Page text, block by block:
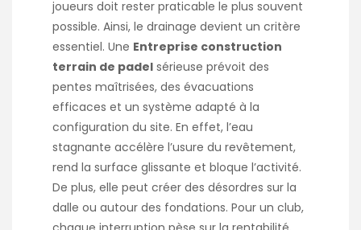
joueurs doit rester praticable le plus souvent
possible. Ainsi, le drainage devient un critère
essentiel. Une Entreprise construction
terrain de padel sérieuse prévoit des
pentes maîtrisées, des évacuations
efficaces et un système adapté à la
configuration du site. En effet, l’eau
stagnante accélère l’usure du revêtement,
rend la surface glissante et bloque l’activité.
De plus, elle peut créer des désordres sur la
dalle ou autour des fondations. Pour un club,